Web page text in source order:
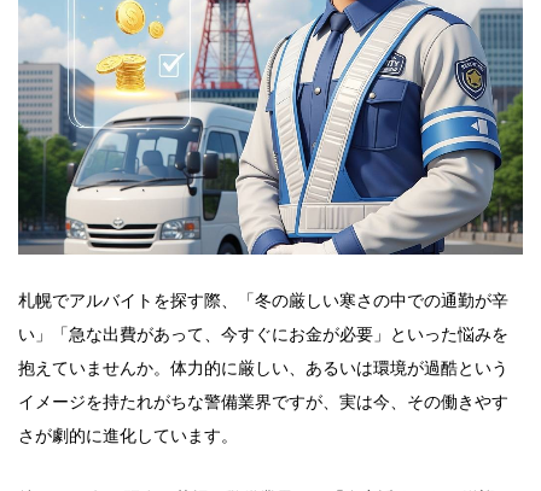
札幌でアルバイトを探す際、「冬の厳しい寒さの中での通勤が辛
い」「急な出費があって、今すぐにお金が必要」といった悩みを
抱えていませんか。体力的に厳しい、あるいは環境が過酷という
イメージを持たれがちな警備業界ですが、実は今、その働きやす
さが劇的に進化しています。